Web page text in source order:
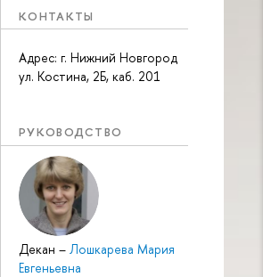
КОНТАКТЫ
Адрес: г. Нижний Новгород
ул. Костина, 2Б, каб. 201
РУКОВОДСТВО
Декан – Лошкарева Мария
Евгеньевна